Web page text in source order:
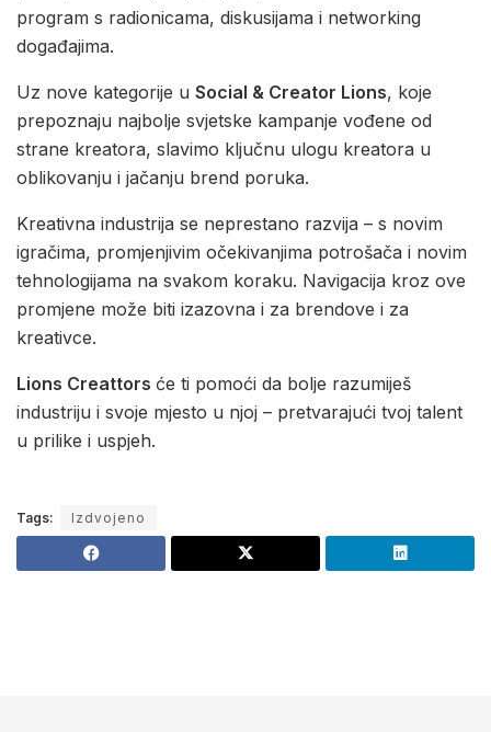
program s radionicama, diskusijama i networking
događajima.
Uz nove kategorije u Social & Creator Lions, koje
prepoznaju najbolje svjetske kampanje vođene od
strane kreatora, slavimo ključnu ulogu kreatora u
oblikovanju i jačanju brend poruka.
Kreativna industrija se neprestano razvija – s novim
igračima, promjenjivim očekivanjima potrošača i novim
tehnologijama na svakom koraku. Navigacija kroz ove
promjene može biti izazovna i za brendove i za
kreativce.
Lions Creattors će ti pomoći da bolje razumiješ
industriju i svoje mjesto u njoj – pretvarajući tvoj talent
u prilike i uspjeh.
Tags: Izdvojeno